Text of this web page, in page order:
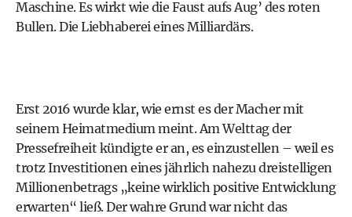
Maschine. Es wirkt wie die Faust aufs Aug’ des roten
Bullen. Die Liebhaberei eines Milliardärs.
Erst 2016 wurde klar, wie ernst es der Macher mit
seinem Heimatmedium meint. Am Welttag der
Pressefreiheit kündigte er an, es einzustellen – weil es
trotz Investitionen eines jährlich nahezu dreistelligen
Millionenbetrags „keine wirklich positive Entwicklung
erwarten“ ließ. Der wahre Grund war nicht das